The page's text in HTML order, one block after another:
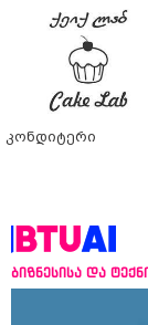
კონდიტერი
ბიზნესისა და